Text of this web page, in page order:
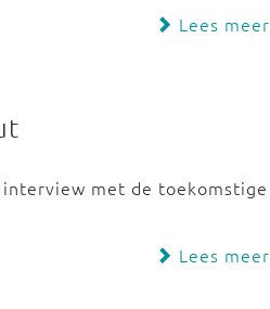
Lees meer
met de toekomstige
Lees meer